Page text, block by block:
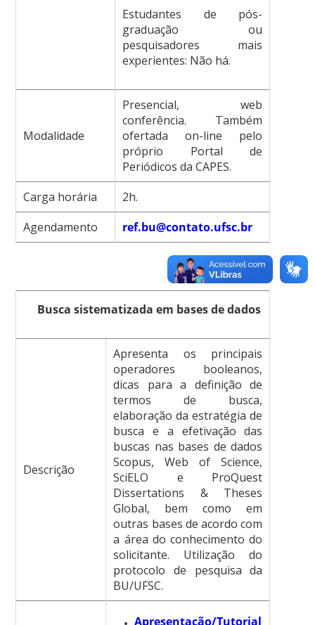
Estudantes de pós-
graduação ou
pesquisadores mais
experientes: Não há.
Modalidade
Presencial, web
conferência. Também
ofertada on-line pelo
próprio Portal de
Periódicos da CAPES.
Carga horária
2h.
Agendamento
ref.bu@contato.ufsc.br
Busca sistematizada em bases de dados
Descrição
Apresenta os principais
operadores booleanos,
dicas para a definição de
termos de busca,
elaboração da estratégia de
busca e a efetivação das
buscas nas bases de dados
Scopus, Web of Science,
SciELO e ProQuest
Dissertations & Theses
Global, bem como em
outras bases de acordo com
a área do conhecimento do
solicitante. Utilização do
protocolo de pesquisa da
BU/UFSC.
Apresentação/Tutorial